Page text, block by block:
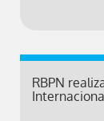
RBPN